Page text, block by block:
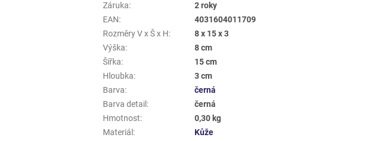
Záruka:
2 roky
EAN:
4031604011709
Rozměry V x Š x H:
8 x 15 x 3
Výška:
8 cm
Šířka:
15 cm
Hloubka:
3 cm
Barva:
černá
Barva detail :
černá
Hmotnost:
0,30 kg
Materiál :
Kůže